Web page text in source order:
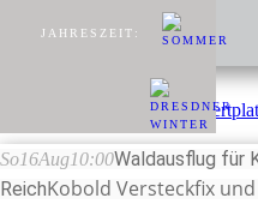
JAHRESZEIT:
So16Aug10:00Waldausflug für
ReichKobold Versteckfix